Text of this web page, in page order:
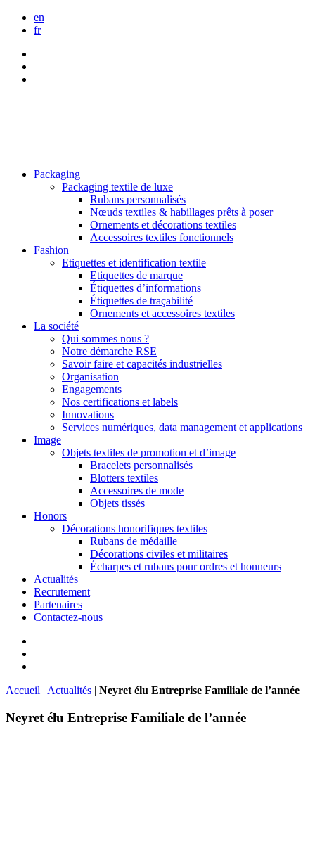
en
fr
Packaging
Packaging textile de luxe
Rubans personnalisés
Nœuds textiles & habillages prêts à poser
Ornements et décorations textiles
Accessoires textiles fonctionnels
Fashion
Etiquettes et identification textile
Etiquettes de marque
Étiquettes d’informations
Étiquettes de traçabilité
Ornements et accessoires textiles
La société
Qui sommes nous ?
Notre démarche RSE
Savoir faire et capacités industrielles
Organisation
Engagements
Nos certifications et labels
Innovations
Services numériques, data management et applications
Image
Objets textiles de promotion et d’image
Bracelets personnalisés
Blotters textiles
Accessoires de mode
Objets tissés
Honors
Décorations honorifiques textiles
Rubans de médaille
Décorations civiles et militaires
Écharpes et rubans pour ordres et honneurs
Actualités
Recrutement
Partenaires
Contactez-nous
Accueil | Actualités | Neyret élu Entreprise Familiale de l’année
Neyret élu Entreprise Familiale de l’année